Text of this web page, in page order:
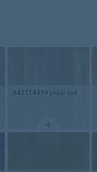
8421T4319 polar oak